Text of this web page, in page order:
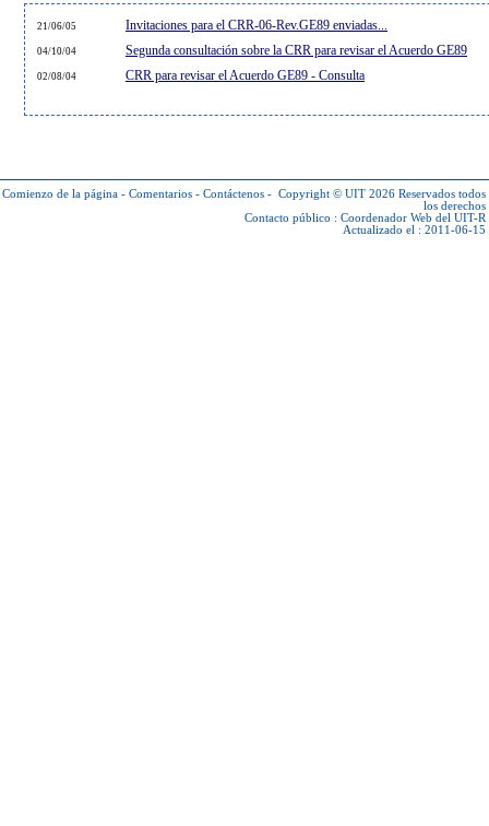
21/06/05 Invitaciones para el CRR-06-Rev.GE89 enviadas...
04/10/04 Segunda consultación sobre la CRR para revisar el Acuerdo GE89
02/08/04 CRR para revisar el Acuerdo GE89 - Consulta
Comienzo de la página - Comentarios - Contáctenos - Copyright © UIT 2026 Reservados todos
los derechos
Contacto público : Coordenador Web del UIT-R
Actualizado el : 2011-06-15